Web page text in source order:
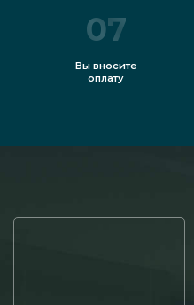
07
Вы вносите
оплату